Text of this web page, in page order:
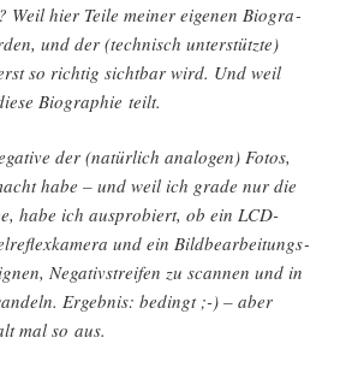
Weil hier Tei­le mei­ner eige­nen Bio­gra­
und der (tech­nisch unter­stütz­te)
so rich­tig sicht­bar wird. Und weil
Bio­gra­phie teilt.
der (natür­lich ana­lo­gen) Fotos,
habe – und weil ich gra­de nur die
habe ich aus­pro­biert, ob ein LCD-
und ein Bild­be­ar­bei­tungs­
Nega­tiv­strei­fen zu scan­nen und in
Ergeb­nis: bedingt ;-) – aber
mal so aus.